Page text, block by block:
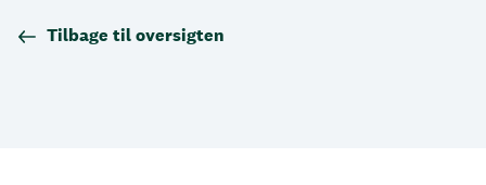
Tilbage til oversigten